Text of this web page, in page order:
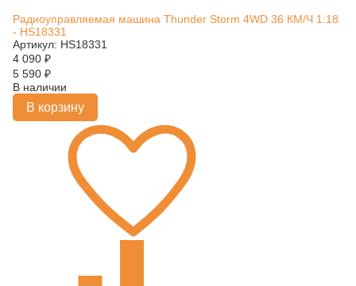
Радиоуправляемая машина Thunder Storm 4WD 36 КМ/Ч 1:18
- HS18331
Артикул: HS18331
4 090 ₽
5 590 ₽
В наличии
В корзину